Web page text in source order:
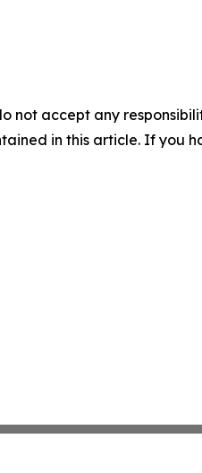
not accept any
in this article. If you